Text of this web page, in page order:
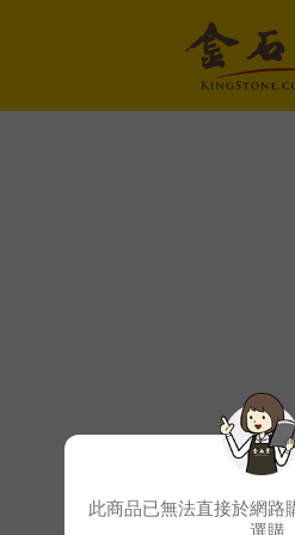
此商品已無法直接於網路
選購